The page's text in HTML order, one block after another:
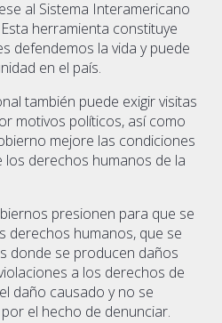
al Sistema Interamericano
herramienta constituye
defendemos la vida y puede
en el país.
también puede exigir visitas
motivos políticos, así como
mejore las condiciones
los derechos humanos de la
presionen para que se
derechos humanos, que se
donde se producen daños
a los derechos de
daño causado y no se
el hecho de denunciar.